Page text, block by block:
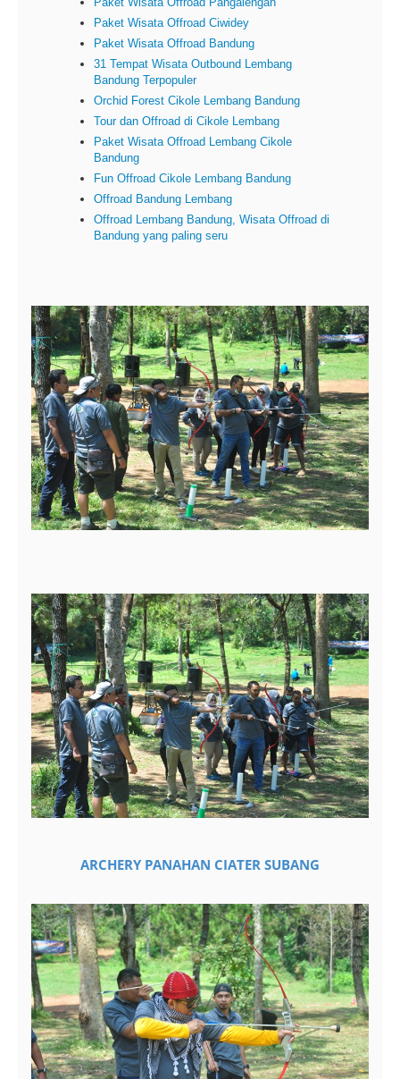
Paket Wisata Offroad Ciwidey
Paket Wisata Offroad Bandung
31 Tempat Wisata Outbound Lembang
Bandung Terpopuler
Orchid Forest Cikole Lembang Bandung
Tour dan Offroad di Cikole Lembang
Paket Wisata Offroad Lembang Cikole
Bandung
Fun Offroad Cikole Lembang Bandung
Offroad Bandung Lembang
Offroad Lembang Bandung, Wisata Offroad di
Bandung yang paling seru
ARCHERY PANAHAN CIATER SUBANG